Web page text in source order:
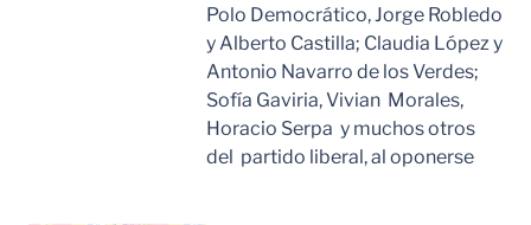
Polo Democrático, Jorge Robledo
y Alberto Castilla; Claudia López y
Antonio Navarro de los Verdes;
Sofía Gaviria, Vivian Morales,
Horacio Serpa y muchos otros
del partido liberal, al oponerse